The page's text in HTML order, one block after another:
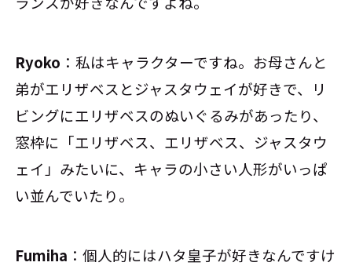
Ryoko ：私はキャラクターですね。お母さんと
弟がエリザベスとジャスタウェイが好きで、リ
ビングにエリザベスのぬいぐるみがあったり、
窓枠に「エリザベス、エリザベス、ジャスタウ
ェイ」みたいに、キャラの小さい人形がいっぱ
い並んでいたり。
Fumiha ：個人的にはハタ皇子が好きなんですけ